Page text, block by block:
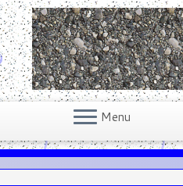
Menu